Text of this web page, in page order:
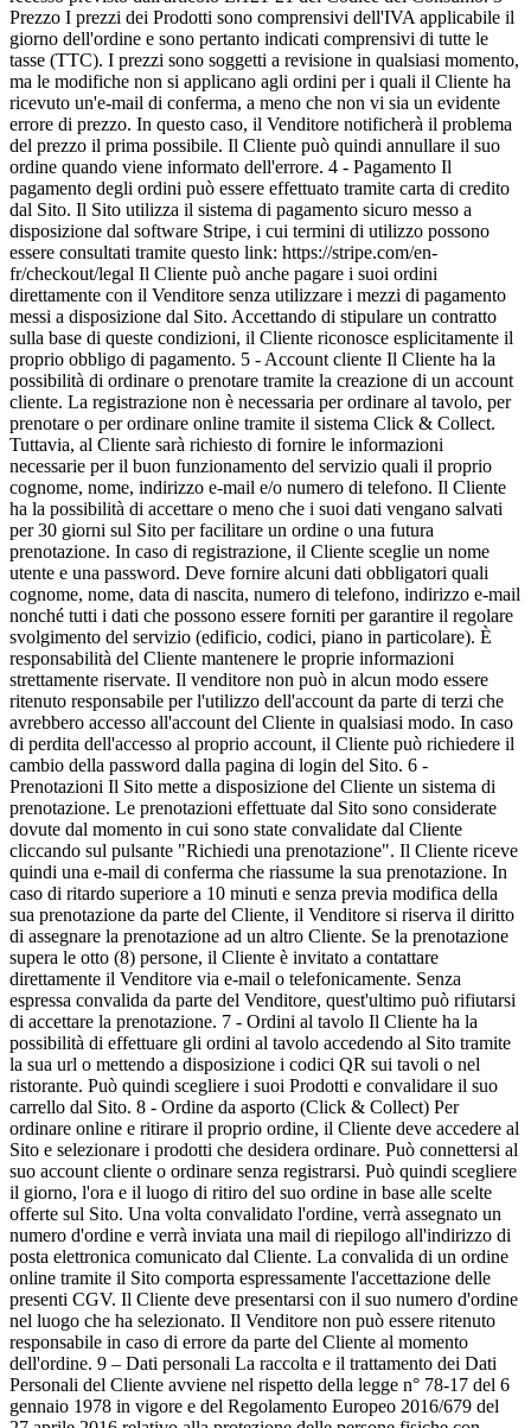
Prezzo I prezzi dei Prodotti sono comprensivi dell'IVA applicabile il
giorno dell'ordine e sono pertanto indicati comprensivi di tutte le
tasse (TTC). I prezzi sono soggetti a revisione in qualsiasi momento,
ma le modifiche non si applicano agli ordini per i quali il Cliente ha
ricevuto un'e-mail di conferma, a meno che non vi sia un evidente
errore di prezzo. In questo caso, il Venditore notificherà il problema
del prezzo il prima possibile. Il Cliente può quindi annullare il suo
ordine quando viene informato dell'errore. 4 - Pagamento Il
pagamento degli ordini può essere effettuato tramite carta di credito
dal Sito. Il Sito utilizza il sistema di pagamento sicuro messo a
disposizione dal software Stripe, i cui termini di utilizzo possono
essere consultati tramite questo link: https://stripe.com/en-
fr/checkout/legal Il Cliente può anche pagare i suoi ordini
direttamente con il Venditore senza utilizzare i mezzi di pagamento
messi a disposizione dal Sito. Accettando di stipulare un contratto
sulla base di queste condizioni, il Cliente riconosce esplicitamente il
proprio obbligo di pagamento. 5 - Account cliente Il Cliente ha la
possibilità di ordinare o prenotare tramite la creazione di un account
cliente. La registrazione non è necessaria per ordinare al tavolo, per
prenotare o per ordinare online tramite il sistema Click & Collect.
Tuttavia, al Cliente sarà richiesto di fornire le informazioni
necessarie per il buon funzionamento del servizio quali il proprio
cognome, nome, indirizzo e-mail e/o numero di telefono. Il Cliente
ha la possibilità di accettare o meno che i suoi dati vengano salvati
per 30 giorni sul Sito per facilitare un ordine o una futura
prenotazione. In caso di registrazione, il Cliente sceglie un nome
utente e una password. Deve fornire alcuni dati obbligatori quali
cognome, nome, data di nascita, numero di telefono, indirizzo e-mail
nonché tutti i dati che possono essere forniti per garantire il regolare
svolgimento del servizio (edificio, codici, piano in particolare). È
responsabilità del Cliente mantenere le proprie informazioni
strettamente riservate. Il venditore non può in alcun modo essere
ritenuto responsabile per l'utilizzo dell'account da parte di terzi che
avrebbero accesso all'account del Cliente in qualsiasi modo. In caso
di perdita dell'accesso al proprio account, il Cliente può richiedere il
cambio della password dalla pagina di login del Sito. 6 -
Prenotazioni Il Sito mette a disposizione del Cliente un sistema di
prenotazione. Le prenotazioni effettuate dal Sito sono considerate
dovute dal momento in cui sono state convalidate dal Cliente
cliccando sul pulsante "Richiedi una prenotazione". Il Cliente riceve
quindi una e-mail di conferma che riassume la sua prenotazione. In
caso di ritardo superiore a 10 minuti e senza previa modifica della
sua prenotazione da parte del Cliente, il Venditore si riserva il diritto
di assegnare la prenotazione ad un altro Cliente. Se la prenotazione
supera le otto (8) persone, il Cliente è invitato a contattare
direttamente il Venditore via e-mail o telefonicamente. Senza
espressa convalida da parte del Venditore, quest'ultimo può rifiutarsi
di accettare la prenotazione. 7 - Ordini al tavolo Il Cliente ha la
possibilità di effettuare gli ordini al tavolo accedendo al Sito tramite
la sua url o mettendo a disposizione i codici QR sui tavoli o nel
ristorante. Può quindi scegliere i suoi Prodotti e convalidare il suo
carrello dal Sito. 8 - Ordine da asporto (Click & Collect) Per
ordinare online e ritirare il proprio ordine, il Cliente deve accedere al
Sito e selezionare i prodotti che desidera ordinare. Può connettersi al
suo account cliente o ordinare senza registrarsi. Può quindi scegliere
il giorno, l'ora e il luogo di ritiro del suo ordine in base alle scelte
offerte sul Sito. Una volta convalidato l'ordine, verrà assegnato un
numero d'ordine e verrà inviata una mail di riepilogo all'indirizzo di
posta elettronica comunicato dal Cliente. La convalida di un ordine
online tramite il Sito comporta espressamente l'accettazione delle
presenti CGV. Il Cliente deve presentarsi con il suo numero d'ordine
nel luogo che ha selezionato. Il Venditore non può essere ritenuto
responsabile in caso di errore da parte del Cliente al momento
dell'ordine. 9 – Dati personali La raccolta e il trattamento dei Dati
Personali del Cliente avviene nel rispetto della legge n° 78-17 del 6
gennaio 1978 in vigore e del Regolamento Europeo 2016/679 del